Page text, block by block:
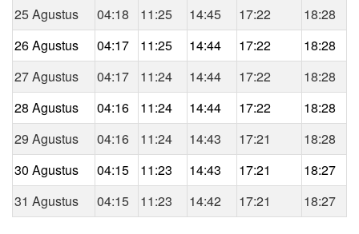
25 Agustus
04:18 11:25 14:45 17:22
18:28
26 Agustus
04:17 11:25 14:44 17:22
18:28
27 Agustus
04:17 11:24 14:44 17:22
18:28
28 Agustus
04:16 11:24 14:44 17:22
18:28
29 Agustus
04:16 11:24 14:43 17:21
18:28
30 Agustus
04:15 11:23 14:43 17:21
18:27
31 Agustus
04:15 11:23 14:42 17:21 18:27